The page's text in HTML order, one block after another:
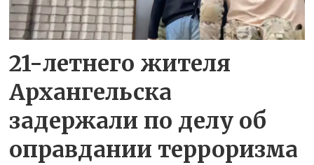
21-летнего жителя
Архангельска
задержали по делу об
оправдании терроризма